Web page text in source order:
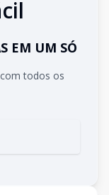
EM UM SÓ
todos os